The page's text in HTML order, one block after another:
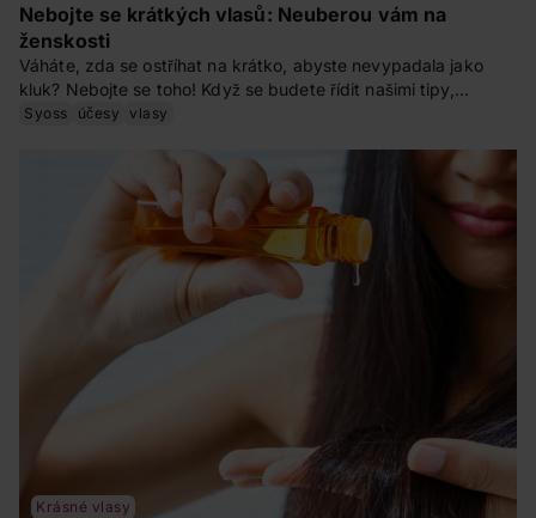
Nebojte se krátkých vlasů: Neuberou vám na
ženskosti
Váháte, zda se ostříhat na krátko, abyste nevypadala jako
kluk? Nebojte se toho! Když se budete řídit našimi tipy,
nešlápnete vedle.
Syoss účesy vlasy
Krásné vlasy